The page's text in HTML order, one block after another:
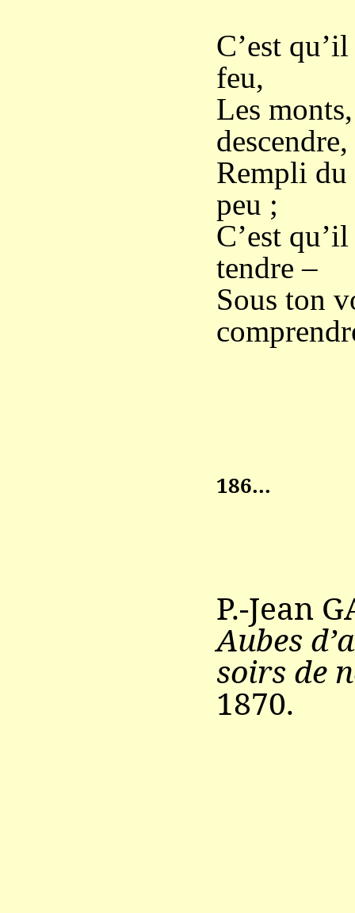
C’est
feu,
Les
descendre,
Rempli du
peu ;
C’est
tendre –
Sous ton
186...
P.-Jean
Aubes
soirs de
1870.